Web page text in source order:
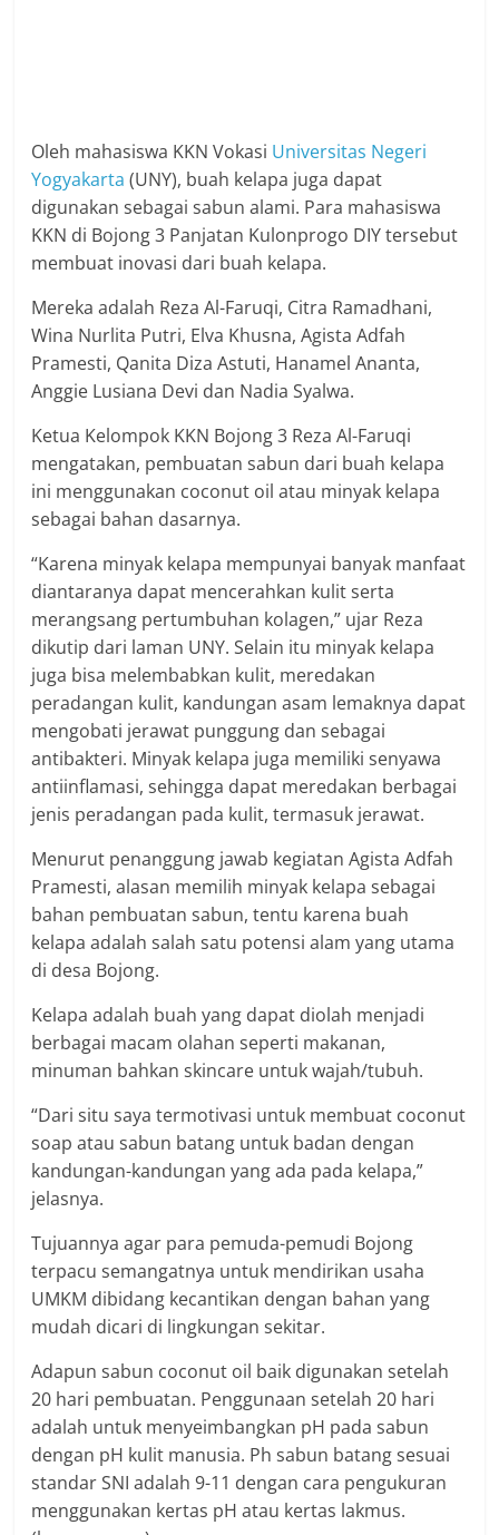
Oleh mahasiswa KKN Vokasi Universitas Negeri
Yogyakarta (UNY), buah kelapa juga dapat
digunakan sebagai sabun alami. Para mahasiswa
KKN di Bojong 3 Panjatan Kulonprogo DIY tersebut
membuat inovasi dari buah kelapa.
Mereka adalah Reza Al-Faruqi, Citra Ramadhani,
Wina Nurlita Putri, Elva Khusna, Agista Adfah
Pramesti, Qanita Diza Astuti, Hanamel Ananta,
Anggie Lusiana Devi dan Nadia Syalwa.
Ketua Kelompok KKN Bojong 3 Reza Al-Faruqi
mengatakan, pembuatan sabun dari buah kelapa
ini menggunakan coconut oil atau minyak kelapa
sebagai bahan dasarnya.
“Karena minyak kelapa mempunyai banyak manfaat
diantaranya dapat mencerahkan kulit serta
merangsang pertumbuhan kolagen,” ujar Reza
dikutip dari laman UNY. Selain itu minyak kelapa
juga bisa melembabkan kulit, meredakan
peradangan kulit, kandungan asam lemaknya dapat
mengobati jerawat punggung dan sebagai
antibakteri. Minyak kelapa juga memiliki senyawa
antiinflamasi, sehingga dapat meredakan berbagai
jenis peradangan pada kulit, termasuk jerawat.
Menurut penanggung jawab kegiatan Agista Adfah
Pramesti, alasan memilih minyak kelapa sebagai
bahan pembuatan sabun, tentu karena buah
kelapa adalah salah satu potensi alam yang utama
di desa Bojong.
Kelapa adalah buah yang dapat diolah menjadi
berbagai macam olahan seperti makanan,
minuman bahkan skincare untuk wajah/tubuh.
“Dari situ saya termotivasi untuk membuat coconut
soap atau sabun batang untuk badan dengan
kandungan-kandungan yang ada pada kelapa,”
jelasnya.
Tujuannya agar para pemuda-pemudi Bojong
terpacu semangatnya untuk mendirikan usaha
UMKM dibidang kecantikan dengan bahan yang
mudah dicari di lingkungan sekitar.
Adapun sabun coconut oil baik digunakan setelah
20 hari pembuatan. Penggunaan setelah 20 hari
adalah untuk menyeimbangkan pH pada sabun
dengan pH kulit manusia. Ph sabun batang sesuai
standar SNI adalah 9-11 dengan cara pengukuran
menggunakan kertas pH atau kertas lakmus.